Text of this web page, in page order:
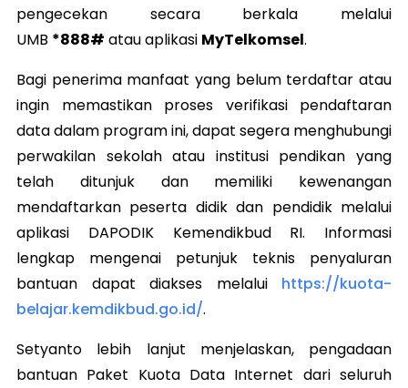
pengecekan secara berkala melalui
UMB *888# atau aplikasi MyTelkomsel.
Bagi penerima manfaat yang belum terdaftar atau
ingin memastikan proses verifikasi pendaftaran
data dalam program ini, dapat segera menghubungi
perwakilan sekolah atau institusi pendikan yang
telah ditunjuk dan memiliki kewenangan
mendaftarkan peserta didik dan pendidik melalui
aplikasi DAPODIK Kemendikbud RI. Informasi
lengkap mengenai petunjuk teknis penyaluran
bantuan dapat diakses melalui https://kuota-
belajar.kemdikbud.go.id/.
Setyanto lebih lanjut menjelaskan, pengadaan
bantuan Paket Kuota Data Internet dari seluruh